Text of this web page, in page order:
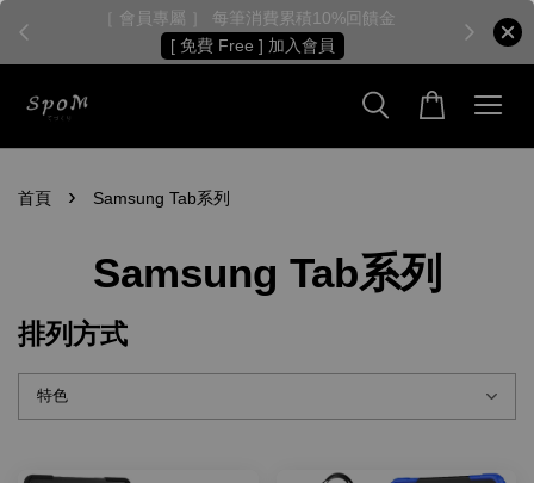
［ 會員專屬 ］ 每筆消費累積10%回饋金
[ 免費 Free ] 加入會員
首頁 › Samsung Tab系列
Samsung Tab系列
排列方式